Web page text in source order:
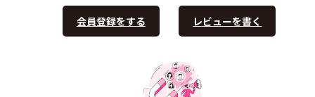
会員登録をする レビューを書く